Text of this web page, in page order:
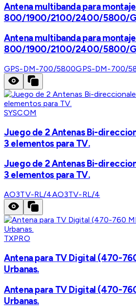
Antena multibanda para
800/1900/2100/2400/5800/
Antena multibanda para
800/1900/2100/2400/5800/
GPS-DM-700/5800GPS-DM-700/
SYSCOM
Juego de 2 Antenas Bi-
3 elementos para TV.
Juego de 2 Antenas Bi-
3 elementos para TV.
AO3TV-RL/4AO3TV-RL/4
TXPRO
Antena para TV Digital (470-
Urbanas.
Antena para TV Digital (470-
Urbanas.